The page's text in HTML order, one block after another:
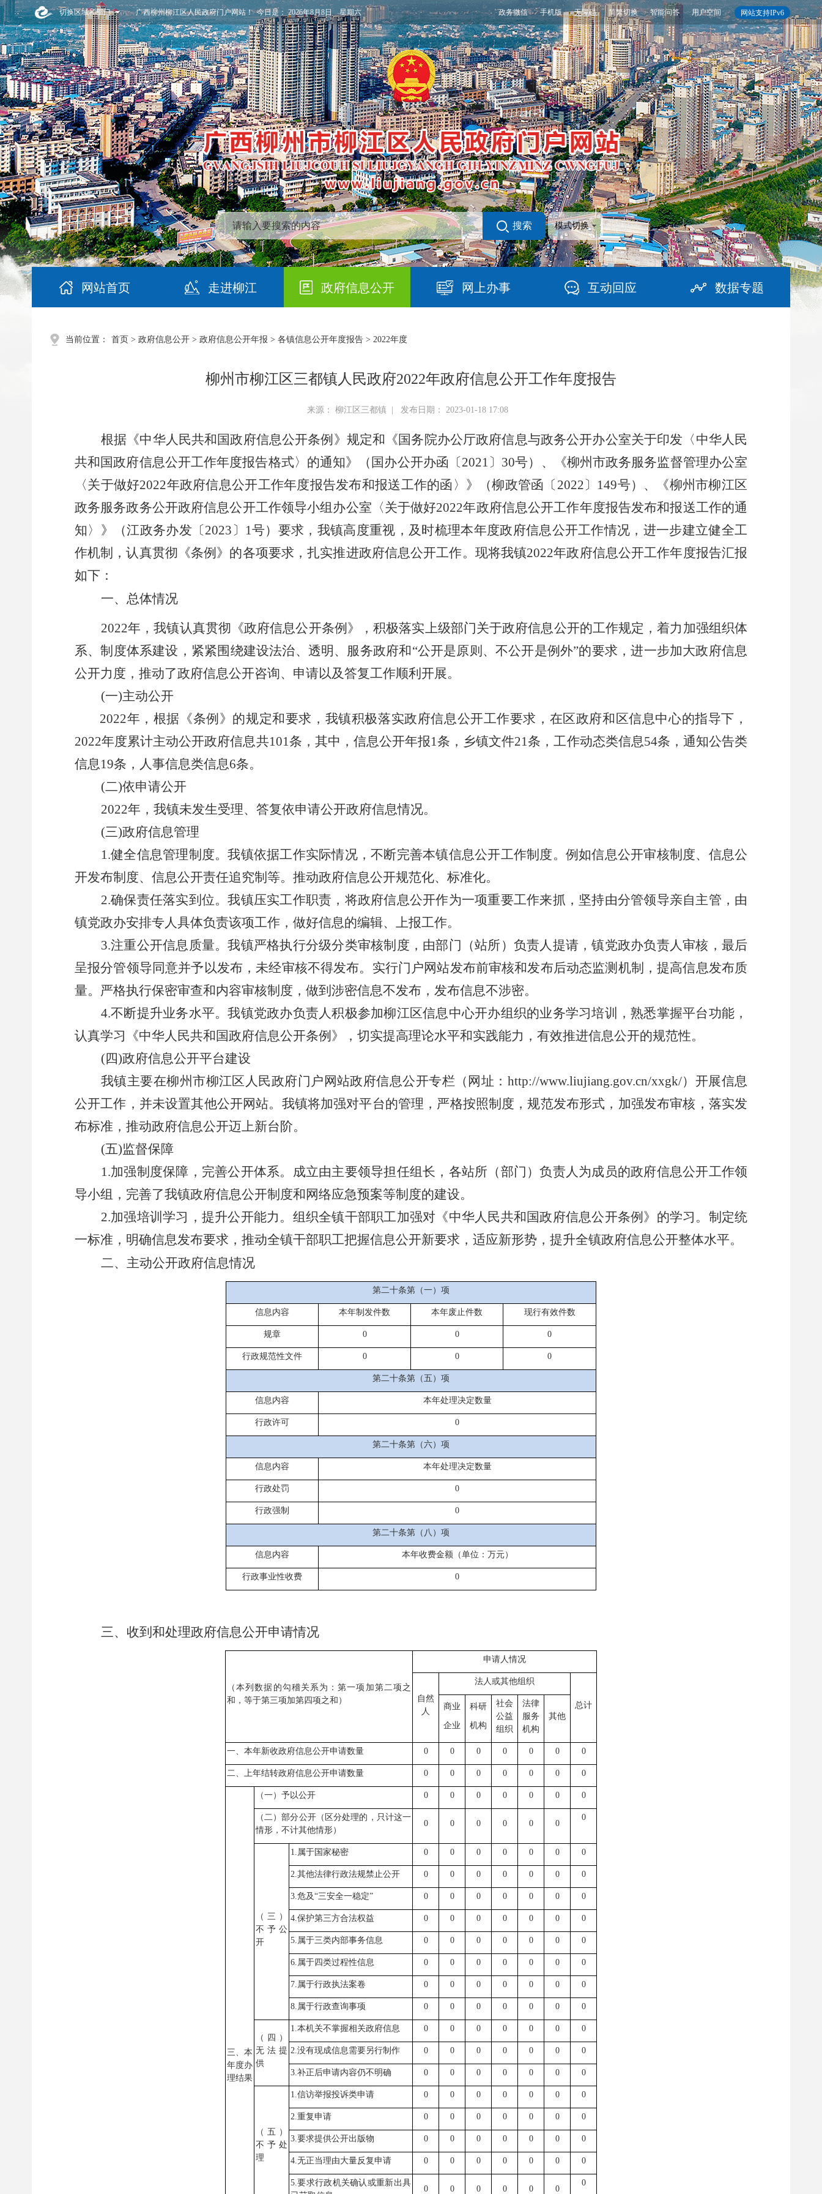
切换区域和部门 网站支持IPv6
政务微信 手机版 无障碍 简繁切换 智能问答 用户空间
广西柳州柳江区人民政府门户网站！ 今日是：2026年8月8日 星期六
搜索 模式切换
网站首页 走进柳江 政府信息公开 网上办事 互动回应 数据专题
当前位置： 首页 > 政府信息公开 > 政府信息公开年报 > 各镇信息公开年度报告 > 2022年度
柳州市柳江区三都镇人民政府2022年政府信息公开工作年度报告
来源： 柳江区三都镇 | 发布日期： 2023-01-18 17:08
根据《中华人民共和国政府信息公开条例》规定和《国务院办公厅政府信息与政务公开办公室关于印发〈中华人民
共和国政府信息公开工作年度报告格式〉的通知》（国办公开办函〔2021〕 30号）、《柳州市政务服务监督管理办公室
〈关于做好2022年政府信息公开工作年度报告发布和报送工作的函〉》（柳政管函〔 2022〕 149号）、《柳州市柳江区
政务服务政务公开政府信息公开工作领导小组办公室〈关于做好2022年政府信息公开工作年度报告发布和报送工作的通
知〉》（江政务办发〔2023 〕 1号）要求，我镇高度重视，及时梳理本年度政府信息公开工作情况，进一步建立健全工
作机制，认真贯彻《条例》的各项要求，扎实推进政府信息公开工作。现将我镇2022年政府信息公开工作年度报告汇报
如下：
一、总体情况
2022年，我镇认真贯彻《政府信息公开条例》，积极落实上级部门关于政府信息公开的工作规定，着力加强组织体
系、制度体系建设，紧紧围绕建设法治、透明、服务政府和“公开是原则、不公开是例外”的要求，进一步加大政府信息
公开力度，推动了政府信息公开咨询、申请以及答复工作顺利开展。
(一)主动公开
2022年， 根据《条例》的规定和要求， 我镇积极落实政府信息公开工作要求，在区政府和区信息中心的指导下，
2022年度累计主动公开政府信息共101条 ，其中，信息公开年报1条，乡镇文件21条，工作动态类信息54条，通知公告类
信息19条，人事信息类信息6条。
(二)依申请公开
2022年，我镇未发生受理、答复依申请公开政府信息情况。
(三)政府信息管理
1.健全信息管理制度。我镇依据工作实际情况，不断完善本镇信息公开工作制度。例如信息公开审核制度、信息公
开发布制度、信息公开责任追究制等。推动政府信息公开规范化、标准化。
2.确保责任落实到位。我镇压实工作职责，将政府信息公开作为一项重要工作来抓，坚持由分管领导亲自主管，由
镇党政办安排专人具体负责该项工作，做好信息的编辑、上报工作。
3.注重公开信息质量。我镇严格执行分级分类审核制度，由部门（站所）负责人提请，镇党政办负责人审核，最后
呈报分管领导同意并予以发布，未经审核不得发布。实行门户网站发布前审核和发布后动态监测机制，提高信息发布质
量。严格执行保密审查和内容审核制度，做到涉密信息不发布，发布信息不涉密。
4.不断提升业务水平。我镇党政办负责人积极参加柳江区信息中心开办组织的业务学习培训，熟悉掌握平台功能，
认真学习《中华人民共和国政府信息公开条例》，切实提高理论水平和实践能力，有效推进信息公开的规范性。
(四)政府信息公开平台建设
我镇主要在柳州市柳江区人民政府门户网站政府信息公开专栏（网址： http://www.liujiang.gov.cn/xxgk/）开展信息
公开工作，并未设置其他公开网站。我镇将加强对平台的管理，严格按照制度，规范发布形式，加强发布审核，落实发
布标准，推动政府信息公开迈上新台阶。
(五)监督保障
1.加强制度保障，完善公开体系。成立由主要领导担任组长，各站所（部门）负责人为成员的政府信息公开工作领
导小组，完善了我镇政府信息公开制度和网络应急预案等制度的建设。
2.加强培训学习，提升公开能力。组织全镇干部职工加强对《中华人民共和国政府信息公开条例》的学习。制定统
一标准，明确信息发布要求，推动全镇干部职工把握信息公开新要求，适应新形势，提升全镇政府信息公开整体水平。
二、主动公开政府信息情况
第二十条第（一）项
信息内容 本年制发件数 本年废止件数 现行有效件数
规章 0 0 0
行政规范性文件 0 0 0
第二十条第（五）项
信息内容 本年处理决定数量
行政许可 0
第二十条第（六）项
信息内容 本年处理决定数量
行政处罚 0
行政强制 0
第二十条第（八）项
信息内容 本年收费金额（单位：万元）
行政事业性收费 0
三、收到和处理政府信息公开申请情况
（本列数据的勾稽关系为：第一项加第二项之
和，等于第三项加第四项之和）
申请人情况
自然
人
法人或其他组织
总计
商业
企业
科研
机构
社会
公益
组织
法律
服务
机构
其他
一、本年新收政府信息公开申请数量 0 0 0 0 0 0 0
二、上年结转政府信息公开申请数量 0 0 0 0 0 0 0
三、本
年度办
理结果
（一）予以公开 0 0 0 0 0 0 0
（二）部分公开（区分处理的，只计这一
情形，不计其他情形）
0 0 0 0 0 0
0
（三）
不予公
开
1.属于国家秘密 0 0 0 0 0 0 0
2.其他法律行政法规禁止公开 0 0 0 0 0 0 0
3.危及“三安全一稳定” 0 0 0 0 0 0 0
4.保护第三方合法权益 0 0 0 0 0 0 0
5.属于三类内部事务信息 0 0 0 0 0 0 0
6.属于四类过程性信息 0 0 0 0 0 0 0
7.属于行政执法案卷 0 0 0 0 0 0 0
8.属于行政查询事项 0 0 0 0 0 0 0
（四）
无法提
供
1.本机关不掌握相关政府信息 0 0 0 0 0 0 0
2.没有现成信息需要另行制作 0 0 0 0 0 0 0
3.补正后申请内容仍不明确 0 0 0 0 0 0 0
（五）
不予处
理
1.信访举报投诉类申请 0 0 0 0 0 0 0
2.重复申请 0 0 0 0 0 0 0
3.要求提供公开出版物 0 0 0 0 0 0 0
4.无正当理由大量反复申请 0 0 0 0 0 0 0
5.要求行政机关确认或重新出具
0 0 0 0 0 0
0